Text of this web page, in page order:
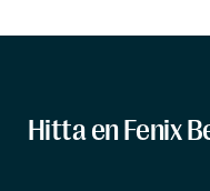
Hitta en Fenix